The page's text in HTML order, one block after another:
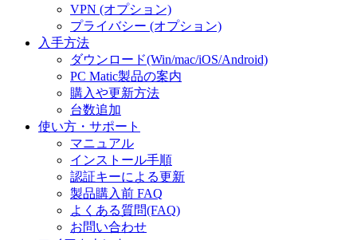
VPN (オプション)
プライバシー (オプション)
入手方法
ダウンロード(Win/mac/iOS/Android)
PC Matic製品の案内
購入や更新方法
台数追加
使い方・サポート
マニュアル
インストール手順
認証キーによる更新
製品購入前 FAQ
よくある質問(FAQ)
お問い合わせ